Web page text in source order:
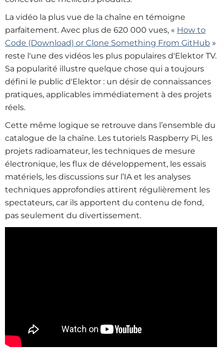
La vidéo la plus vue de la chaîne en témoigne
parfaitement. Avec plus de 620 000 vues, « How to
Code (Download) or Clone Something From GitHub »
reste l'une des vidéos les plus populaires d'Elektor TV.
Sa popularité illustre quelque chose qui a toujours
défini le public d'Elektor : un désir de connaissances
pratiques, applicables immédiatement à des projets
réels.
Cette même logique se retrouve dans l’ensemble du
catalogue de la chaîne. Les tutoriels Raspberry Pi, les
projets radioamateur, les techniques de mesure
électronique, les flux de développement, les essais
matériels, les discussions sur l’IA et les analyses
techniques approfondies attirent régulièrement les
spectateurs, car ils apportent du contenu de fond,
pas seulement du divertissement.